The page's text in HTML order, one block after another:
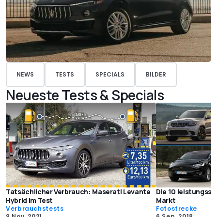
NEWS TESTS SPECIALS BILDER
Neueste Tests & Specials
Tatsächlicher Verbrauch: Maserati Levante
Hybrid im Test
Verbrauchstests
Die 10
Markt
Fotostrecke